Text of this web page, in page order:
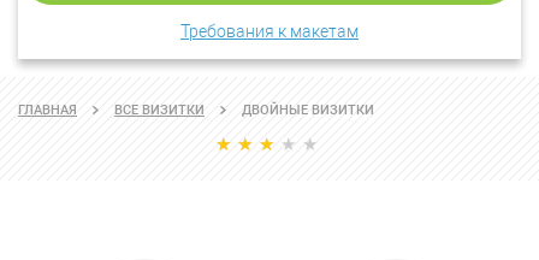
Требования к макетам
ГЛАВНАЯ ВСЕ ВИЗИТКИ ДВОЙНЫЕ ВИЗИТКИ